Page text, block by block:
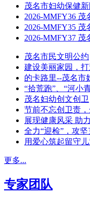
茂名市妇幼保健
2026-MMFY36 茂
2026-MMFY35 茂
2026-MMFY37 茂
茂名市民文明公约
建设美丽家园，
的卡路里--茂名市
“拾荒跑”、“河小
茂名妇幼创文创卫
节前不忘创卫责
展现健康风采 助
全力“迎检”，攻坚
用爱心筑起留守
更多...
专家团队